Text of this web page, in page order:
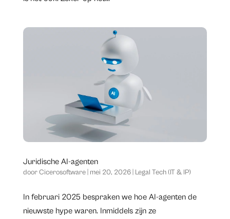
Juridische AI-agenten
doorCicerosoftware| mei 20, 2026| Legal Tech (IT & IP)
​In februari 2025 bespraken we hoe AI-agenten de
nieuwste hype waren. Inmiddels zijn ze